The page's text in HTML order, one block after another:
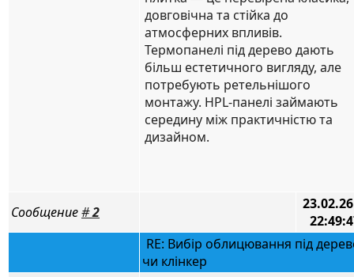
довговічна та стійка до
атмосферних впливів.
Термопанелі під дерево дають
більш естетичного вигляду, але
потребують ретельнішого
монтажу. HPL-панелі займають
середину між практичністю та
дизайном.
Сообщение#2
RE: Вибір облицювання під
чи клінкер